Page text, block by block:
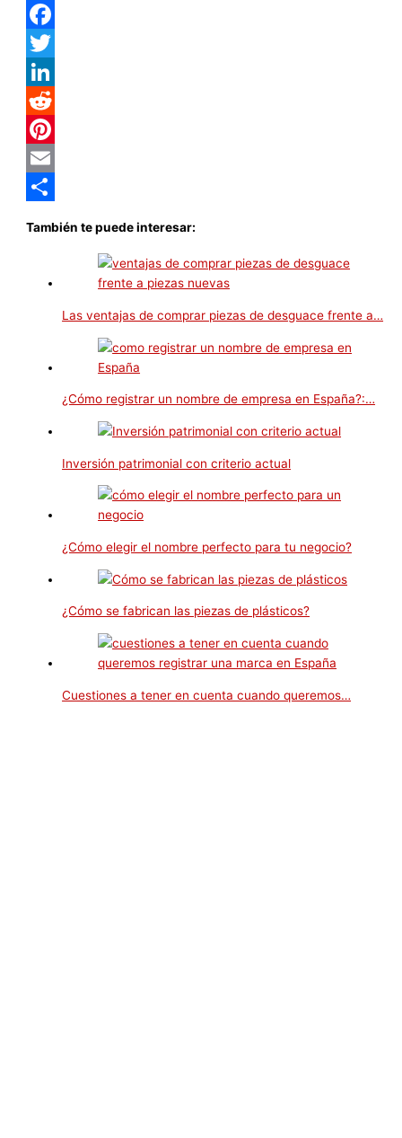
WhatsApp
Facebook
Twitter
LinkedIn
Reddit
Pinterest
Email
También te puede interesar:
Las ventajas de comprar piezas de desguace frente a…
¿Cómo registrar un nombre de empresa en España?:…
Inversión patrimonial con criterio actual
¿Cómo elegir el nombre perfecto para tu negocio?
¿Cómo se fabrican las piezas de plásticos?
Cuestiones a tener en cuenta cuando queremos…